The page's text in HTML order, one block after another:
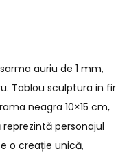
auriu de 1 mm,
Tablou sculptura in fir
neagra 10×15 cm,
personajul
o creație unică,